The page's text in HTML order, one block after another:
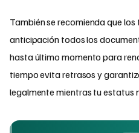
También se recomienda que
anticipación todos los
hasta último momento para
tiempo evita retrasos y
legalmente mientras tu estatus